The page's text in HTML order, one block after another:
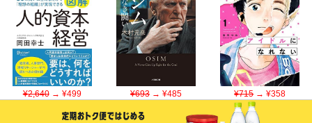
¥2,640→ ¥499 ¥693→ ¥485 ¥715→ ¥358